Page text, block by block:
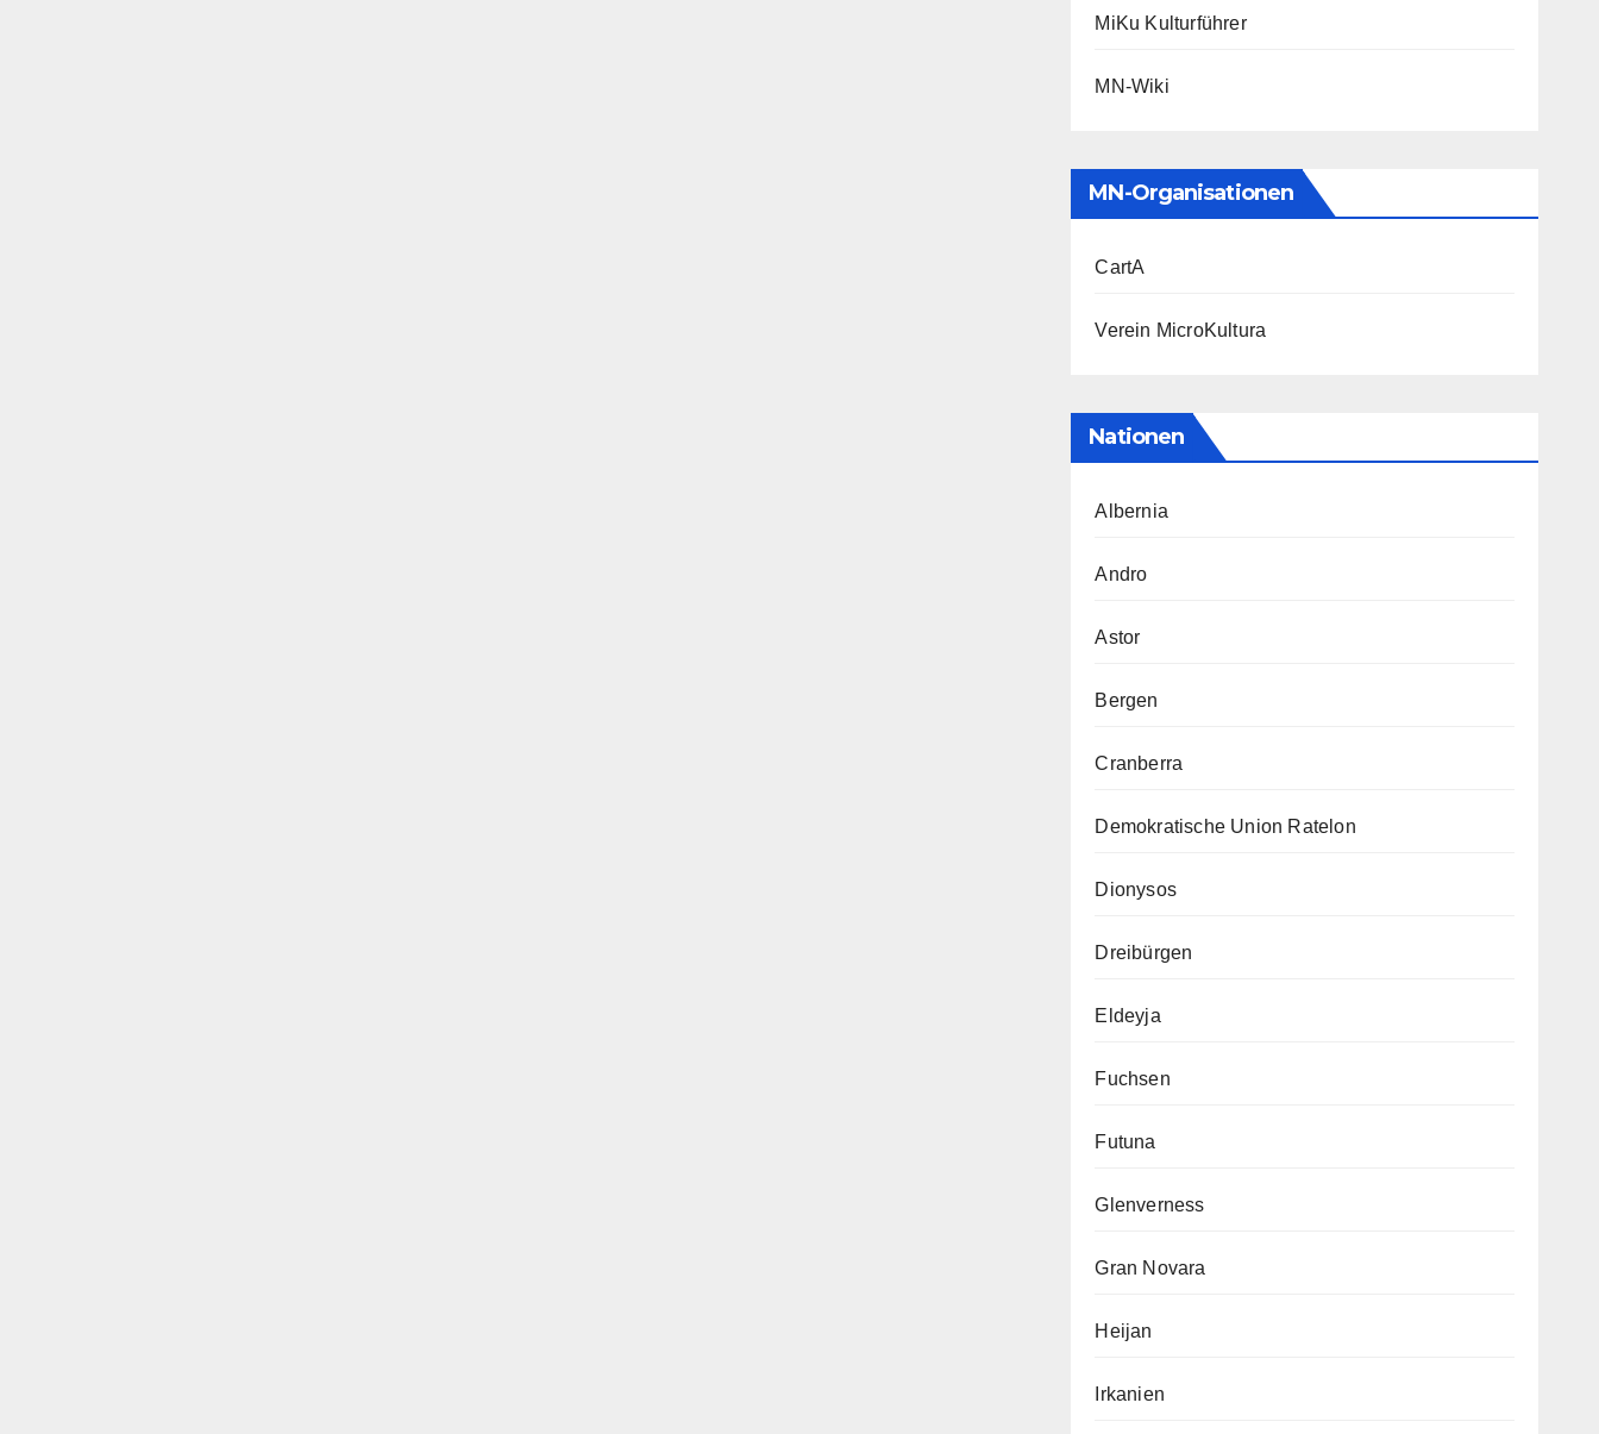
MiKu Kulturführer
MN-Wiki
MN-Organisationen
CartA
Verein MicroKultura
Nationen
Albernia
Andro
Astor
Bergen
Cranberra
Demokratische Union Ratelon
Dionysos
Dreibürgen
Eldeyja
Fuchsen
Futuna
Glenverness
Gran Novara
Heijan
Irkanien